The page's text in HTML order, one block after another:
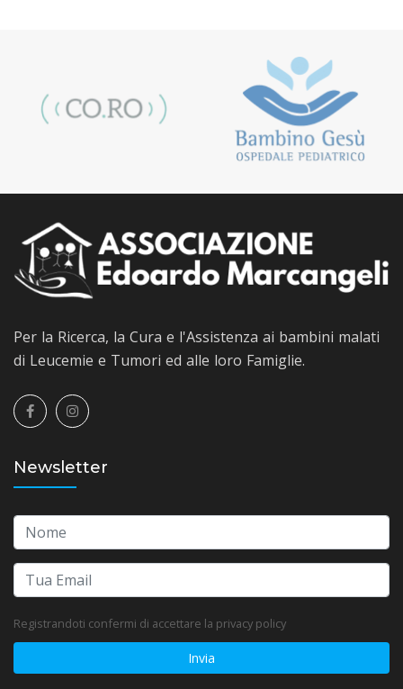
Per la Ricerca, la Cura e l'Assistenza ai bambini malati
di Leucemie e Tumori ed alle loro Famiglie.
Newsletter
Registrandoti confermi di accettare la privacy policy